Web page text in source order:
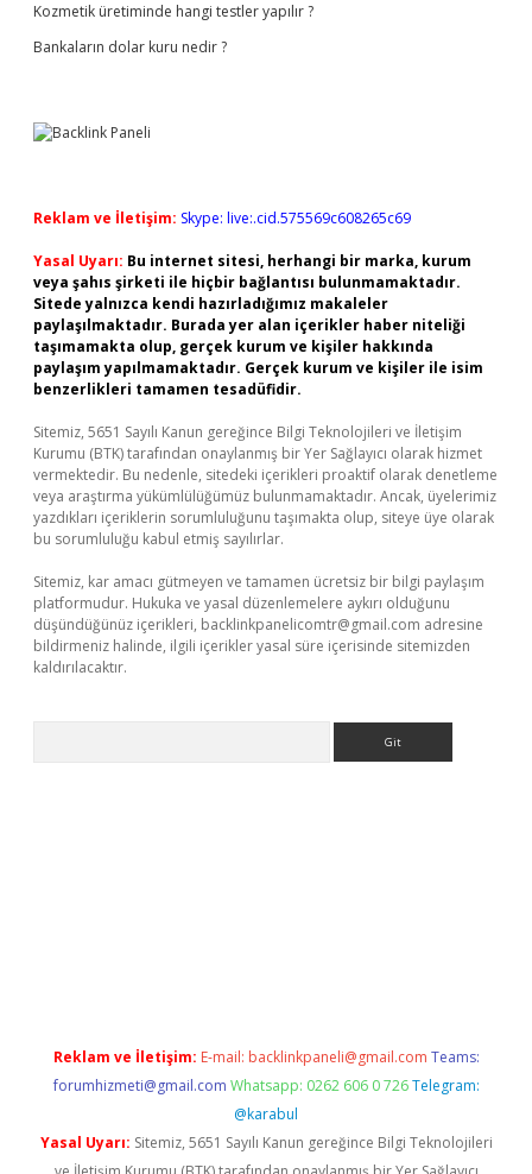
Kozmetik üretiminde hangi testler yapılır ?
Bankaların dolar kuru nedir ?
Reklam ve İletişim: Skype: live:.cid.575569c608265c69
Yasal Uyarı: Bu internet sitesi, herhangi bir marka, kurum
veya şahıs şirketi ile hiçbir bağlantısı bulunmamaktadır.
Sitede yalnızca kendi hazırladığımız makaleler
paylaşılmaktadır. Burada yer alan içerikler haber niteliği
taşımamakta olup, gerçek kurum ve kişiler hakkında
paylaşım yapılmamaktadır. Gerçek kurum ve kişiler ile isim
benzerlikleri tamamen tesadüfidir.
Sitemiz, 5651 Sayılı Kanun gereğince Bilgi Teknolojileri ve İletişim
Kurumu (BTK) tarafından onaylanmış bir Yer Sağlayıcı olarak hizmet
vermektedir. Bu nedenle, sitedeki içerikleri proaktif olarak denetleme
veya araştırma yükümlülüğümüz bulunmamaktadır. Ancak, üyelerimiz
yazdıkları içeriklerin sorumluluğunu taşımakta olup, siteye üye olarak
bu sorumluluğu kabul etmiş sayılırlar.
Sitemiz, kar amacı gütmeyen ve tamamen ücretsiz bir bilgi paylaşım
platformudur. Hukuka ve yasal düzenlemelere aykırı olduğunu
düşündüğünüz içerikleri, backlinkpanelicomtr@gmail.com adresine
bildirmeniz halinde, ilgili içerikler yasal süre içerisinde sitemizden
kaldırılacaktır.
Reklam ve İletişim: E-mail: backlinkpaneli@gmail.com Teams:
forumhizmeti@gmail.com Whatsapp: 0262 606 0 726 Telegram:
@karabul
Yasal Uyarı: Sitemiz, 5651 Sayılı Kanun gereğince Bilgi Teknolojileri